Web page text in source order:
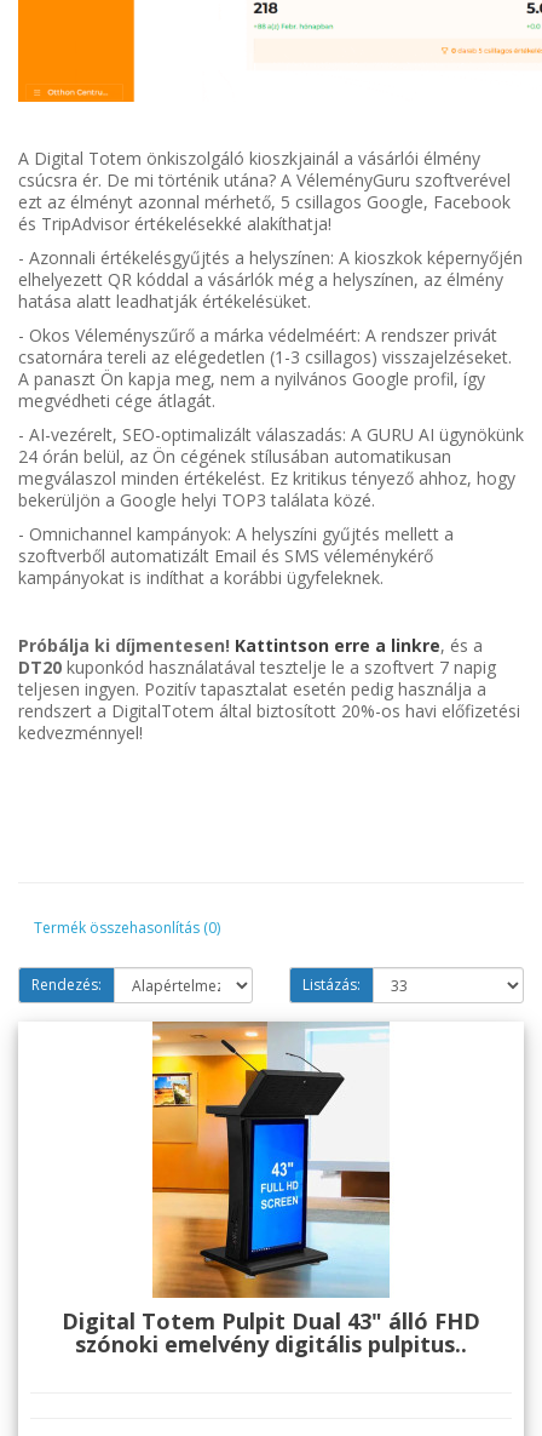
A Digital Totem önkiszolgáló kioszkjainál a vásárlói élmény
csúcsra ér. De mi történik utána? A VéleményGuru szoftverével
ezt az élményt azonnal mérhető, 5 csillagos Google, Facebook
és TripAdvisor értékelésekké alakíthatja!
- Azonnali értékelésgyűjtés a helyszínen: A kioszkok képernyőjén
elhelyezett QR kóddal a vásárlók még a helyszínen, az élmény
hatása alatt leadhatják értékelésüket.
- Okos Véleményszűrő a márka védelméért: A rendszer privát
csatornára tereli az elégedetlen (1-3 csillagos) visszajelzéseket.
A panaszt Ön kapja meg, nem a nyilvános Google profil, így
megvédheti cége átlagát.
- AI-vezérelt, SEO-optimalizált válaszadás: A GURU AI ügynökünk
24 órán belül, az Ön cégének stílusában automatikusan
megválaszol minden értékelést. Ez kritikus tényező ahhoz, hogy
bekerüljön a Google helyi TOP3 találata közé.
- Omnichannel kampányok: A helyszíni gyűjtés mellett a
szoftverből automatizált Email és SMS véleménykérő
kampányokat is indíthat a korábbi ügyfeleknek.
Próbálja ki díjmentesen! Kattintson erre a linkre, és a
DT20 kuponkód használatával tesztelje le a szoftvert 7 napig
teljesen ingyen. Pozitív tapasztalat esetén pedig használja a
rendszert a DigitalTotem által biztosított 20%-os havi előfizetési
kedvezménnyel!
Termék összehasonlítás (0)
Rendezés: Listázás:
Digital Totem Pulpit Dual 43" álló FHD
szónoki emelvény digitális pulpitus..